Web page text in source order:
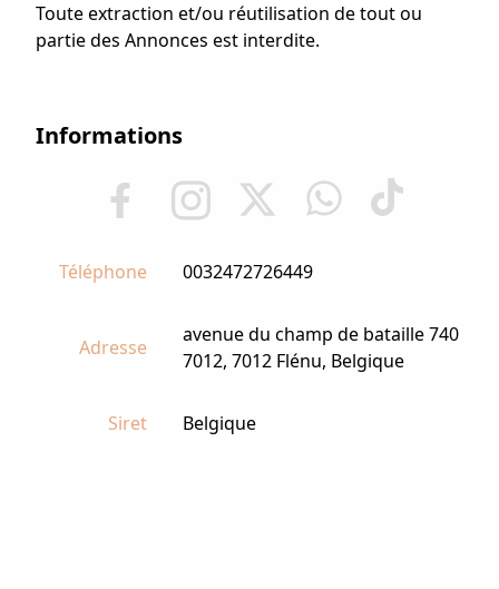
Toute extraction et/ou réutilisation de tout ou
partie des Annonces est interdite.
Informations
Téléphone 0032472726449
Adresse
avenue du champ de bataille 740
7012, 7012 Flénu, Belgique
Siret Belgique